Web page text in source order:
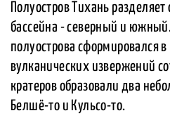
Полуостров Тихань
бассейна - северный и
полуострова сформировался в
вулканических извержений
кратеров образовали два
Белшё-то и Кульсо-то.